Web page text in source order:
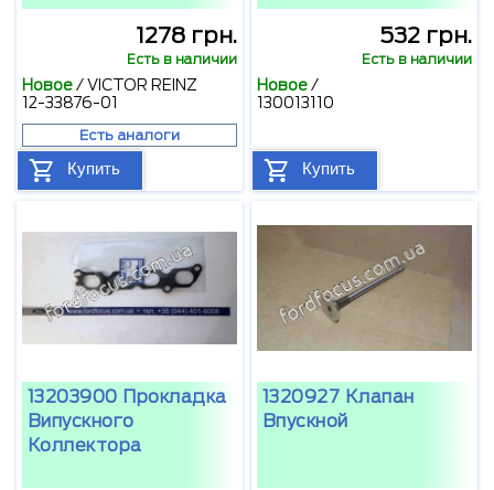
1278 грн.
Есть в наличии
Новое/VICTOR REINZ
12-33876-01
Есть аналоги
Купить
532 грн.
Есть в наличии
Новое/
130013110
Купить
13203900 Прокладка
Випускного
Коллектора
1320927 Клапан
Впускной